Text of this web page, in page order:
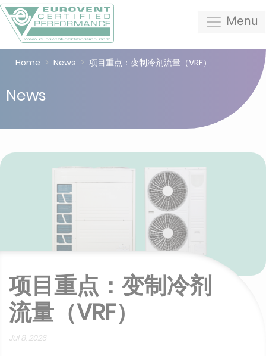
Menu
Home News 项目重点：变制冷剂流量（VRF）
News
项目重点：变制冷剂
流量（VRF）
Jul 8, 2026